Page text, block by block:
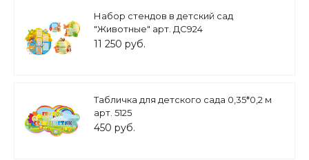
Набор стендов в детский сад
"Животные" арт. ДС924
11 250 руб.
Табличка для детского сада 0,35*0,2 м
арт. 5125
450 руб.